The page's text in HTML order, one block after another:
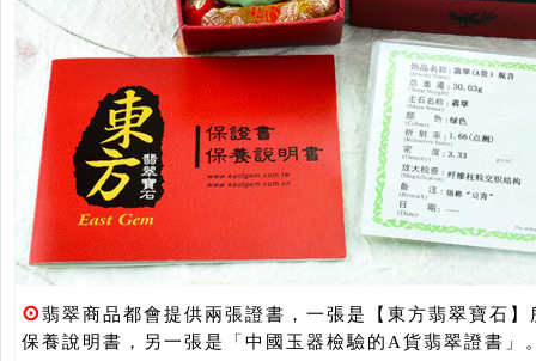
⊙翡翠商品都會提供兩張證書，一張是【東方翡翠寶石
保養說明書，另一張是「中國玉器檢驗的A貨翡翠證書」